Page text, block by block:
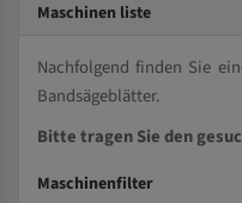
Maschinen liste
Nachfolgend finden Sie
Bandsägeblätter.
Bitte tragen Sie den
Maschinenfilter